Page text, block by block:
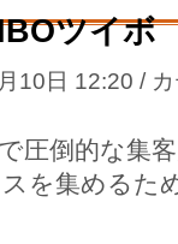
ツイボ
10日 12:20 /
圧倒的な集
を集めるた